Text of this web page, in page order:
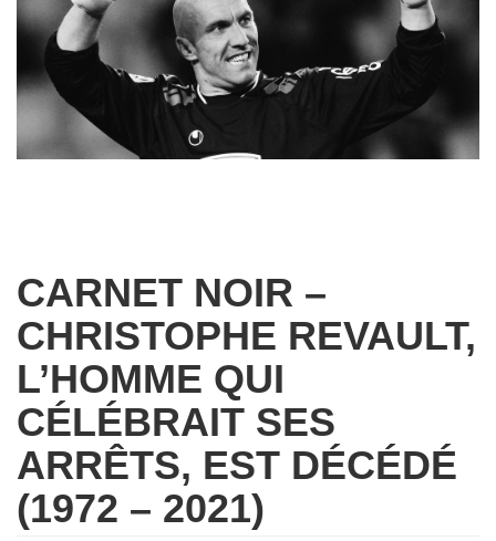
CARNET NOIR –
CHRISTOPHE REVAULT,
L’HOMME QUI
CÉLÉBRAIT SES
ARRÊTS, EST DÉCÉDÉ
(1972 – 2021)